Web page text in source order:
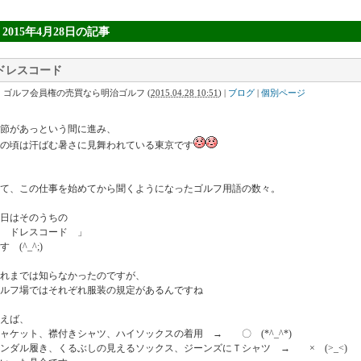
2015年4月28日の記事
レスコード
ゴルフ会員権の売買なら明治ゴルフ (2015.04.28 10:51) | ブログ | 個別ページ
があっという間に進み、
頃は汗ばむ暑さに見舞われている東京です
、この仕事を始めてから聞くようになったゴルフ用語の数々。
はそのうちの
ドレスコード 」
(^_^;)
までは知らなかったのですが、
フ場ではそれぞれ服装の規定があるんですね
ば、
ケット、襟付きシャツ、ハイソックスの着用 → 〇 (*^_^*)
ダル履き、くるぶしの見えるソックス、ジーンズにＴシャツ → × (>_<)